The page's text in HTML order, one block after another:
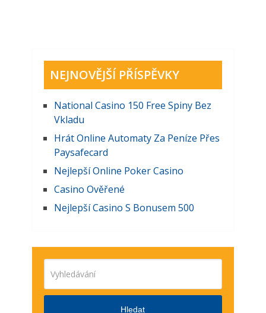
NEJNOVĚJŠÍ PŘÍSPĚVKY
National Casino 150 Free Spiny Bez
Vkladu
Hrát Online Automaty Za Peníze Přes
Paysafecard
Nejlepší Online Poker Casino
Casino Ověřené
Nejlepší Casino S Bonusem 500
Hledat